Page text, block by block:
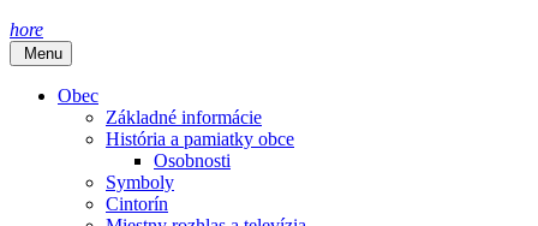
hore
Menu
Obec
Základné informácie
História a pamiatky obce
Osobnosti
Symboly
Cintorín